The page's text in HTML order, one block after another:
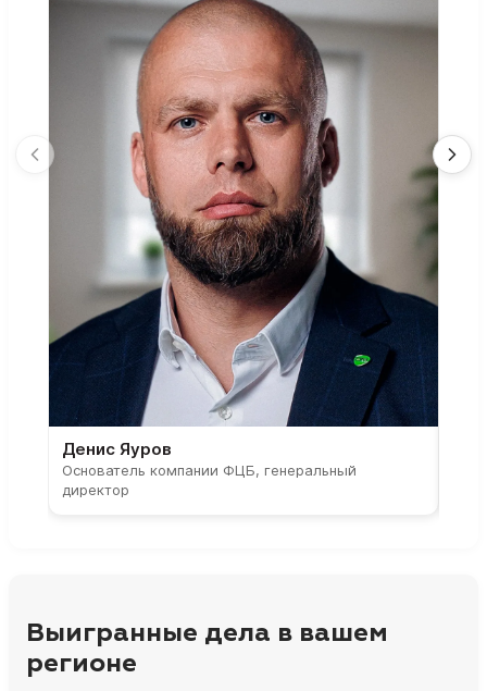
Денис Яуров
Основатель компании ФЦБ, генеральный
директор
Выигранные дела в вашем
регионе